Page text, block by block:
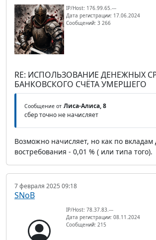
IP/Host: 176.99.65.---
Дата регистрации: 17.06.2024
Сообщений: 3 266
RE: ИСПОЛЬЗОВАНИЕ ДЕНЕЖНЫХ
БАНКОВСКОГО СЧЁТА УМЕРШЕГО
Сообщение от Лиса-Алиса, 8
сбер точно не начисляет
Возможно начисляет, но как по вкладам
востребования - 0,01 % ( или типа того).
7 февраля 2025 09:18
SNoB
IP/Host: 78.37.83.---
Дата регистрации: 08.11.2024
Сообщений: 215